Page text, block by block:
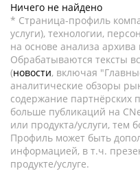
Ничего не найдено
* Страница-профиль
услуги), технологии,
на основе анализа
Обрабатываются тексты
(новости, включая
аналитические обзоры
содержание партнёрских
больше публикаций на
или продукта/услуги, тем
Профиль может быть
информацией, в т.ч.
продукте/услуге.